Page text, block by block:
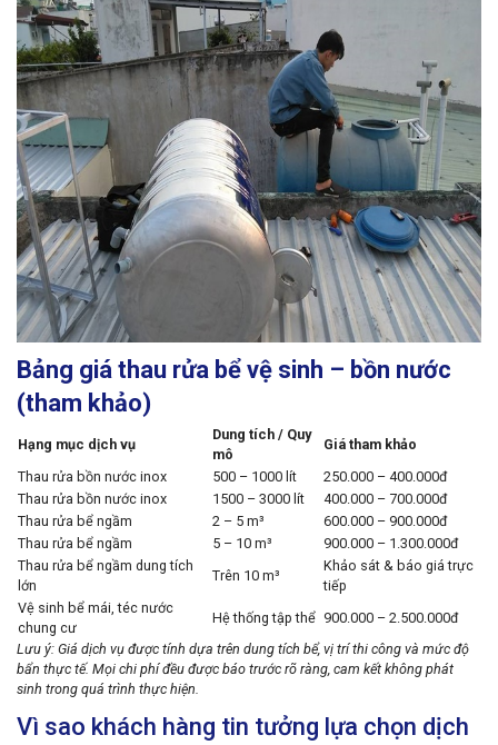
Bảng giá thau rửa bể vệ sinh – bồn nước
(tham khảo)
Hạng mục dịch vụ
Dung tích / Quy
mô
Giá tham khảo
Thau rửa bồn nước inox
500 – 1000 lít
250.000 – 400.000đ
Thau rửa bồn nước inox
1500 – 3000 lít
400.000 – 700.000đ
Thau rửa bể ngầm
2 – 5 m³
600.000 – 900.000đ
Thau rửa bể ngầm
5 – 10 m³
900.000 – 1.300.000đ
Thau rửa bể ngầm dung tích
lớn
Trên 10 m³
Khảo sát & báo giá trực
tiếp
Vệ sinh bể mái, téc nước
chung cư
Hệ thống tập thể 900.000 – 2.500.000đ
Lưu ý: Giá dịch vụ được tính dựa trên dung tích bể, vị trí thi công và mức độ
bẩn thực tế. Mọi chi phí đều được báo trước rõ ràng, cam kết không phát
sinh trong quá trình thực hiện.
Vì sao khách hàng tin tưởng lựa chọn dịch